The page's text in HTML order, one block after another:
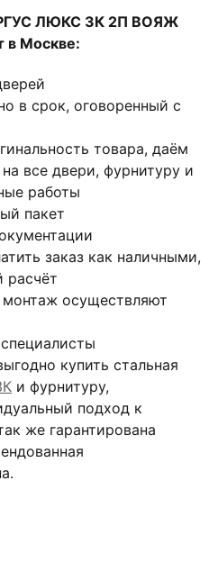
ЛЮКС 3К 2П ВОЯЖ
в Москве:
в срок, оговоренный с
товара, даём
все двери, фурнитуру и
работы
пакет
заказ как наличными,
расчёт
монтаж осуществляют
купить стальная
и фурнитуру,
подход к
же гарантирована